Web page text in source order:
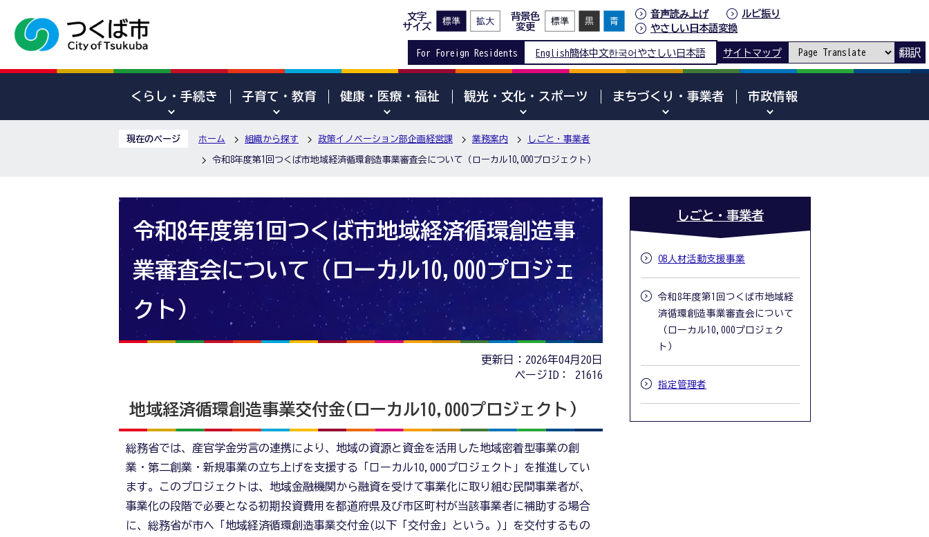
文字
サイズ
背景色
変更
音声読み上げ
ルビ振り
やさしい日本語変換
For Foreign Residents English簡体中文한국어 やさしい日本語 サイトマップ 翻訳
くらし・手続き 子育て・教育 健康・医療・福祉 観光・文化・スポーツ まちづくり・事業者 市政情報
現在のページ ホーム 組織から探す 政策イノベーション部企画経営課 業務案内 しごと・事業者
令和8年度第1回つくば市地域経済循環創造事業審査会について（ローカル10,000プロジェクト）
令和8年度第1回つくば市地域経済循環創造事
業審査会について（ローカル10,000プロジェ
クト）
更新日：2026年04月20日
ページID：
21616
地域経済循環創造事業交付金(ローカル10,000プロジェクト)
総務省では、産官学金労言の連携により、地域の資源と資金を活用した地域密着型事業の創
業・第二創業・新規事業の立ち上げを支援する「ローカル10,000プロジェクト」を推進してい
ます。このプロジェクトは、地域金融機関から融資を受けて事業化に取り組む民間事業者が、
事業化の段階で必要となる初期投資費用を都道府県及び市区町村が当該事業者に補助する場合
に、総務省が市へ「地域経済循環創造事業交付金(以下「交付金」という。)」を交付するもの
しごと・事業者
OB人材活動支援事業
令和8年度第1回つくば市地域経
済循環創造事業審査会について
（ローカル10,000プロジェク
ト）
指定管理者